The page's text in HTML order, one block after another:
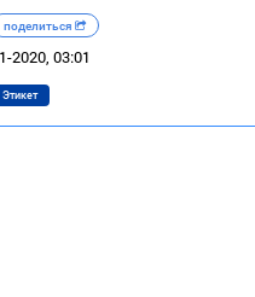
поделиться
2020, 03:01
Этикет